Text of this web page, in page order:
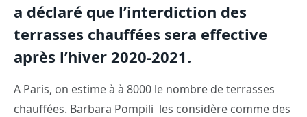
a déclaré que l’interdiction des
terrasses chauffées sera effective
après l’hiver 2020-2021.
A Paris, on estime à à 8000 le nombre de terrasses
chauffées. Barbara Pompili les considère comme des